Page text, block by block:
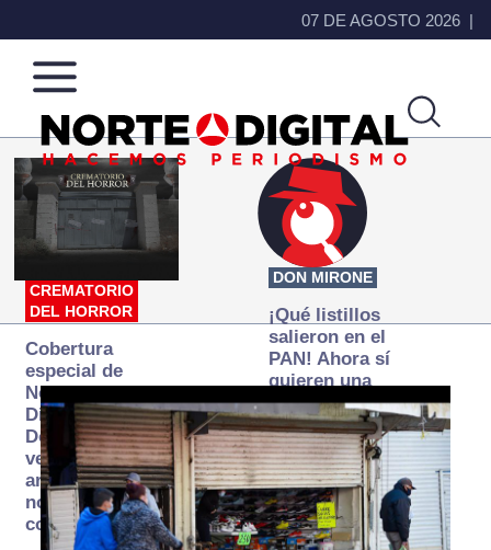
07 DE AGOSTO 2026
Norte
de
Ciudad
Más
que
noticias,
hacemos periodismo
CREMATORIO
DEL HORROR
Cobertura
especial de
Norte
Digital:
Donde la
verdad
arde… pero
no se
consume
DON MIRONE
¡Qué listillos
salieron en el
PAN! Ahora sí
quieren una
Fiscalía
autónoma… y
transexenal